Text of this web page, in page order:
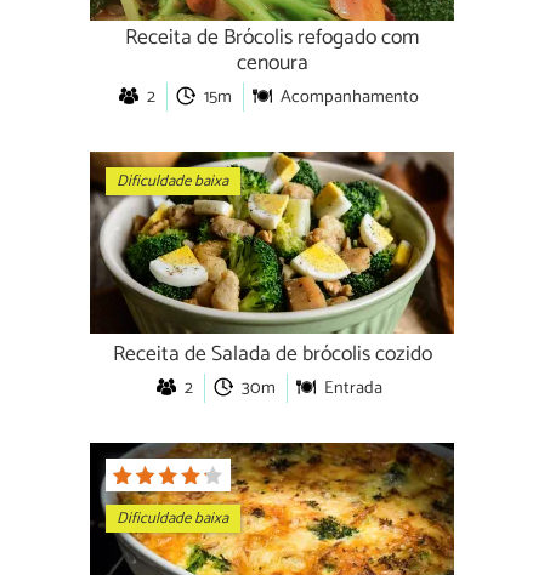
Receita de Brócolis refogado com
cenoura
2 15m Acompanhamento
Dificuldade baixa
Receita de Salada de brócolis cozido
2 30m Entrada
Dificuldade baixa